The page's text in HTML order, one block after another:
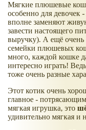
Мягкие плюшевые
особенно для
вполне заменяют
завести настоящего
выручку). А ещё очень
семейки плюшевых
много, каждой кошке
интересно играть!
тоже очень разные
Этот котик очень
главное -
мягкая игрушка, это
удивительно мягкая и